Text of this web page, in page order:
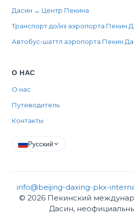
Дасин → Центр Пекина
Транспорт до/из аэропорта Пекин
Автобус-шаттл аэропорта Пекин
О НАС
О нас
Путеводитель
Контакты
Русский
info@beijing-daxing-pkx-
© 2026 Пекинский
Дасин,